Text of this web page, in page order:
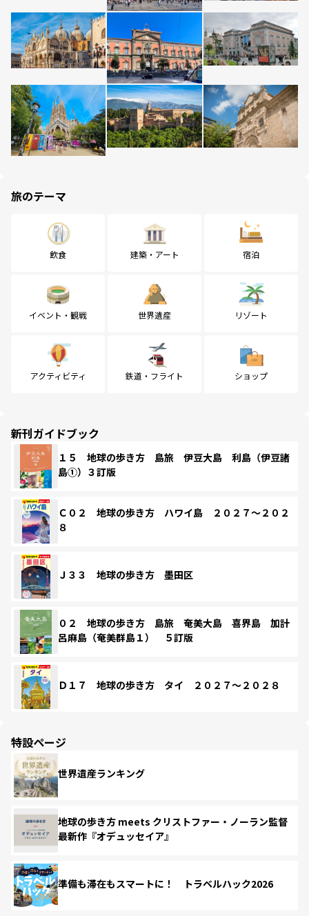
旅のテーマ
飲食 建築・アート 宿泊
イベント・観戦 世界遺産 リゾート
アクティビティ 鉄道・フライト ショップ
新刊ガイドブック
１５ 地球の歩き方 島旅 伊豆大島 利島（伊豆諸
島①）３訂版
Ｃ０２ 地球の歩き方 ハワイ島 ２０２７～２０２
８
Ｊ３３ 地球の歩き方 墨田区
０２ 地球の歩き方 島旅 奄美大島 喜界島 加計
呂麻島（奄美群島１） ５訂版
Ｄ１７ 地球の歩き方 タイ ２０２７～２０２８
特設ページ
世界遺産ランキング
地球の歩き方 meets クリストファー・ノーラン監督
最新作『オデュッセイア』
準備も滞在もスマートに！ トラベルハック2026